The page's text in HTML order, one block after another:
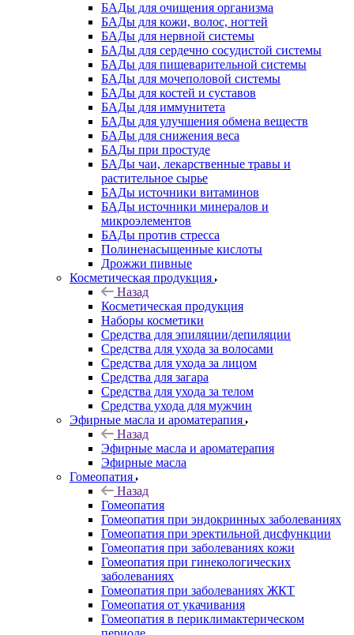
БАДы для очищения организма
БАДы для кожи, волос, ногтей
БАДы для нервной системы
БАДы для сердечно сосудистой системы
БАДы для пищеварительной системы
БАДы для мочеполовой системы
БАДы для костей и суставов
БАДы для иммунитета
БАДы для улучшения обмена веществ
БАДы для снижения веса
БАДы при простуде
БАДы чаи, лекарственные травы и
растительное сырье
БАДы источники витаминов
БАДы источники минералов и
микроэлементов
БАДы против стресса
Полиненасыщенные кислоты
Дрожжи пивные
Косметическая продукция
Назад
Косметическая продукция
Наборы косметики
Средства для эпиляции/депиляции
Средства для ухода за волосами
Средства для ухода за лицом
Средства для загара
Средства для ухода за телом
Средства ухода для мужчин
Эфирные масла и ароматерапия
Назад
Эфирные масла и ароматерапия
Эфирные масла
Гомеопатия
Назад
Гомеопатия
Гомеопатия при эндокринных заболеваниях
Гомеопатия при эректильной дисфункции
Гомеопатия при заболеваниях кожи
Гомеопатия при гинекологических
заболеваниях
Гомеопатия при заболеваниях ЖКТ
Гомеопатия от укачивания
Гомеопатия в периклимактерическом